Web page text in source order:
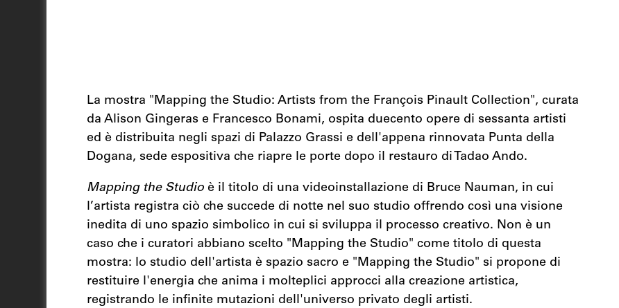
La mostra "Mapping the Studio: Artists from the François Pinault Collection", curata
da Alison Gingeras e Francesco Bonami, ospita duecento opere di sessanta artisti
ed è distribuita negli spazi di Palazzo Grassi e dell'appena rinnovata Punta della
Dogana, sede espositiva che riapre le porte dopo il restauro di Tadao Ando.
Mapping the Studio è il titolo di una videoinstallazione di Bruce Nauman, in cui
l’artista registra ciò che succede di notte nel suo studio offrendo così una visione
inedita di uno spazio simbolico in cui si sviluppa il processo creativo. Non è un
caso che i curatori abbiano scelto "Mapping the Studio" come titolo di questa
mostra: lo studio dell'artista è spazio sacro e "Mapping the Studio" si propone di
restituire l'energia che anima i molteplici approcci alla creazione artistica,
registrando le infinite mutazioni dell'universo privato degli artisti.